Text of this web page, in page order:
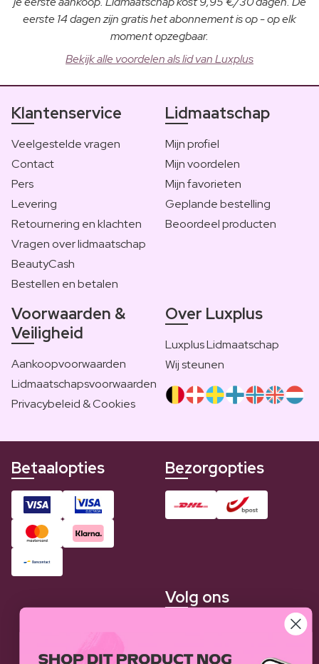
eerste 14 dagen zijn gratis het abonnement is op - op elk
moment opzegbaar.
Bekijk alle voordelen als lid van Luxplus
Klantenservice
Veelgestelde vragen
Contact
Pers
Levering
Retournering en klachten
Vragen over lidmaatschap
BeautyCash
Bestellen en betalen
Lidmaatschap
Mijn profiel
Mijn voordelen
Mijn favorieten
Geplande bestelling
Beoordeel producten
Voorwaarden &
Veiligheid
Aankoopvoorwaarden
Lidmaatschapsvoorwaarden
Privacybeleid & Cookies
Over Luxplus
Luxplus Lidmaatschap
Wij steunen
Betaalopties Bezorgopties
Volg ons